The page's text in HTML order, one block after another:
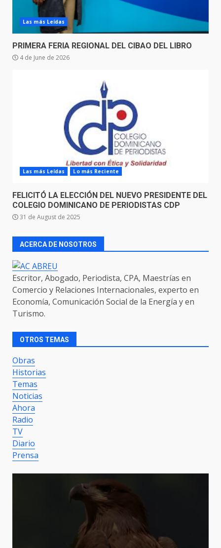
Las más Leídas
PRIMERA FERIA REGIONAL DEL CIBAO DEL LIBRO
4 de June de 2026
Las más Leídas Lo más Reciente
FELICITÓ LA ELECCIÓN DEL NUEVO PRESIDENTE DEL
COLEGIO DOMINICANO DE PERIODISTAS CDP
31 de August de 2025
ACERCA DE NOSOTROS
Escritor, Abogado, Periodista, CPA, Maestrías en
Comercio y Relaciones Internacionales, experto en
Economía, Comunicación Social de la Energía y en
Turismo.
OTROS TEMAS
Obras
Historias
Temas
Noticias
Ahora
Radio
TV
Diario
Prensa